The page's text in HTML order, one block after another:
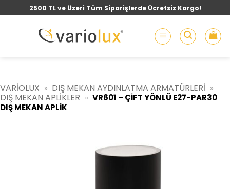
atla
2500 TL ve Üzeri Tüm Siparişlerde Ücretsiz Kargo!
VARIOLUX » DIŞ MEKAN AYDINLATMA ARMATÜRLERI »
DIŞ MEKAN APLIKLER » VR601 – ÇIFT YÖNLÜ E27-PAR30
DIŞ MEKAN APLIK